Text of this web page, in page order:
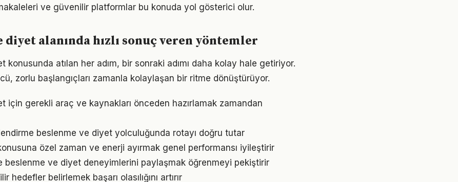
ve güvenilir platformlar bu konuda yol gösterici olur.
diyet alanında hızlı sonuç veren yöntemler
konusunda atılan her adım, bir sonraki adımı daha kolay hale getiriyor.
zorlu başlangıçları zamanla kolaylaşan bir ritme dönüştürüyor.
için gerekli araç ve kaynakları önceden hazırlamak zamandan
beslenme ve diyet yolculuğunda rotayı doğru tutar
özel zaman ve enerji ayırmak genel performansı iyileştirir
beslenme ve diyet deneyimlerini paylaşmak öğrenmeyi pekiştirir
hedefler belirlemek başarı olasılığını artırır